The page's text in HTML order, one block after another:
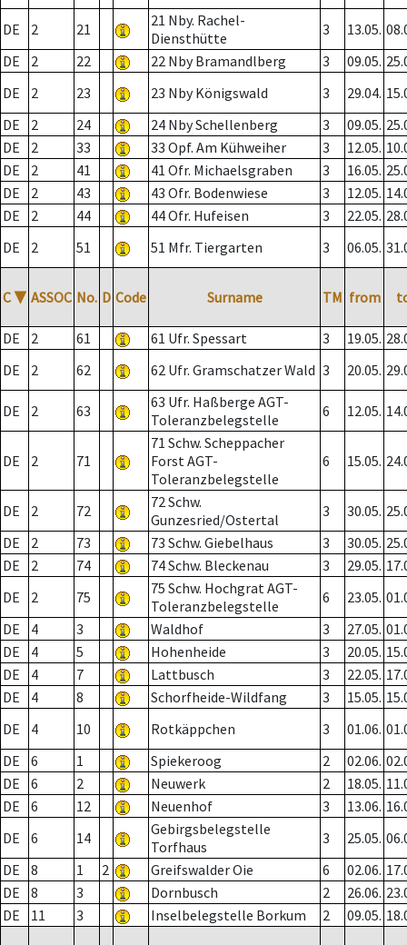
DE 2 21
21 Nby. Rachel-
Diensthütte
3 13.05.
DE
2 22 22 Nby Bramandlberg 3 09.05.
DE
2 23 23 Nby Königswald 3 29.04.
DE
2 24 24 Nby Schellenberg 3 09.05.
DE
2 33 33 Opf. Am Kühweiher 3 12.05.
DE
2 41 41 Ofr. Michaelsgraben 3 16.05.
DE
2 43 43 Ofr. Bodenwiese 3 12.05.
DE
2 44 44 Ofr. Hufeisen 3 22.05.
DE
2 51 51 Mfr. Tiergarten 3 06.05.
C ▼ ASSOC No. D Code Surname TM from
DE 2 61 61 Ufr. Spessart 3 19.05.
DE
2 62 62 Ufr. Gramschatzer Wald 3 20.05.
DE 2 63
63 Ufr. Haßberge AGT-
Toleranzbelegstelle
6 12.05.
DE 2 71
71 Schw. Scheppacher
Forst AGT-
Toleranzbelegstelle
6 15.05.
DE 2 72
72 Schw.
Gunzesried/Ostertal
3 30.05.
DE
2 73 73 Schw. Giebelhaus 3 30.05.
DE
2 74 74 Schw. Bleckenau 3 29.05.
DE
2 75
75 Schw. Hochgrat AGT-
Toleranzbelegstelle
6 23.05.
DE
4 3 Waldhof 3 27.05.
DE
4 5 Hohenheide 3 20.05.
DE
4 7 Lattbusch 3 22.05.
DE
4 8 Schorfheide-Wildfang 3 15.05.
DE
4 10 Rotkäppchen 3 01.06.
DE
6 1 Spiekeroog 2 02.06.
DE
6 2 Neuwerk 2 18.05.
DE
6 12 Neuenhof 3 13.06.
DE
6 14
Gebirgsbelegstelle
Torfhaus
3 25.05.
DE
8 1 2 Greifswalder Oie 6 02.06.
DE
8 3 Dornbusch 2 26.06.
DE
11 3 Inselbelegstelle Borkum 2 09.05.